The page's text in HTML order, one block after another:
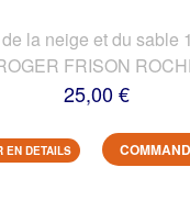
la neige et du sable
FRISON
25,00 €
EN DETAILS